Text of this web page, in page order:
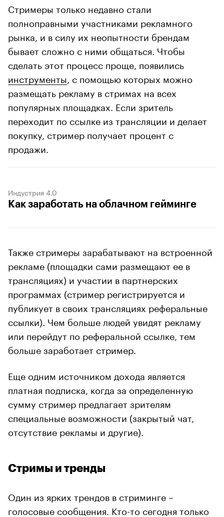
Стримеры только недавно стали
полноправными участниками рекламного
рынка, и в силу их неопытности брендам
бывает сложно с ними общаться. Чтобы
сделать этот процесс проще, появились
инструменты , с помощью которых можно
размещать рекламу в стримах на всех
популярных площадках. Если зритель
переходит по ссылке из трансляции и делает
покупку, стример получает процент с
продажи.
Индустрия 4.0
Как заработать на облачном гейминге
Также стримеры зарабатывают на встроенной
рекламе (площадки сами размещают ее в
трансляциях) и участии в партнерских
программах (стример регистрируется и
публикует в своих трансляциях реферальные
ссылки). Чем больше людей увидят рекламу
или перейдут по реферальной ссылке, тем
больше заработает стример.
Еще одним источником дохода является
платная подписка, когда за определенную
сумму стример предлагает зрителям
специальные возможности (закрытый чат,
отсутствие рекламы и другие).
Стримы и тренды
Один из ярких трендов в стриминге –
голосовые сообщения. Кто-то сегодня только